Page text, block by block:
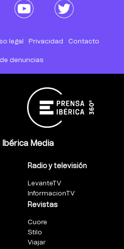
legal Privacidad Contacto
denuncias
Media
Radio y televisión
LevanteTV
InformacionTV
Revistas
Cuore
Stilo
Viajar